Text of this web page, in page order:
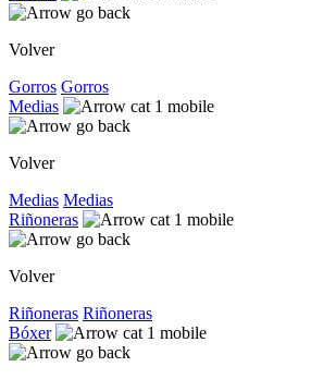
Volver
Gorros Gorros
Medias
Volver
Medias Medias
Riñoneras
Volver
Riñoneras Riñoneras
Bóxer